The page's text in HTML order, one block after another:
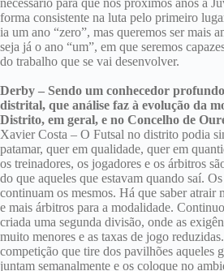
necessário para que nos próximos anos a
forma consistente na luta pelo primeiro
ia um ano “zero”, mas queremos ser mais
seja já o ano “um”, em que seremos
do trabalho que se vai desenvolver.
Derby – Sendo um conhecedor
distrital, que análise faz à evolução da
Distrito, em geral, e no Concelho de
Xavier Costa – O Futsal no distrito podia
patamar, quer em qualidade, quer em
os treinadores, os jogadores e os árbitros
do que aqueles que estavam quando saí.
continuam os mesmos. Há que saber atrair
e mais árbitros para a modalidade.
criada uma segunda divisão, onde as
muito menores e as taxas de jogo
competição que tire dos pavilhões aqueles
juntam semanalmente e os coloque no